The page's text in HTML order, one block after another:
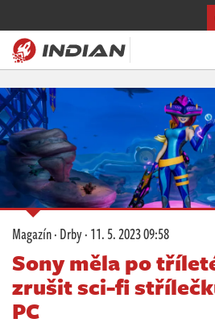
Magazín
Recenze
Videa
Soutěže
Databáze
Komunita
Magazín·Drby·11. 5. 2023 09:58
Sony měla po
zrušit sci-fi
PC